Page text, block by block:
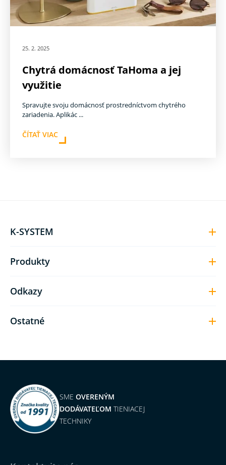
25. 2. 2025
Chytrá domácnosť TaHoma a jej
využitie
Spravujte svoju domácnosť prostredníctvom chytrého
zariadenia. Aplikác ...
ČÍTAŤ VIAC
K-SYSTEM
Produkty
Odkazy
Ostatné
SME OVERENÝM
DODÁVATEĽOM TIENIACEJ
TECHNIKY